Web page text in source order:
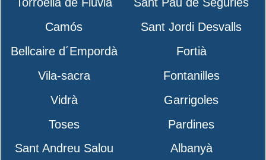
Torroella de Fluvià
Sant Pau de Segúries
Camós
Sant Jordi Desvalls
Bellcaire d´Empordà
Fortià
Vila-sacra
Fontanilles
Vidrà
Garrigoles
Toses
Pardines
Sant Andreu Salou
Albanyà